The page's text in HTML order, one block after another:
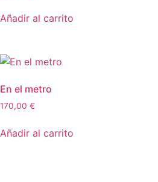
Añadir al carrito
En el metro
170,00 €
Añadir al carrito